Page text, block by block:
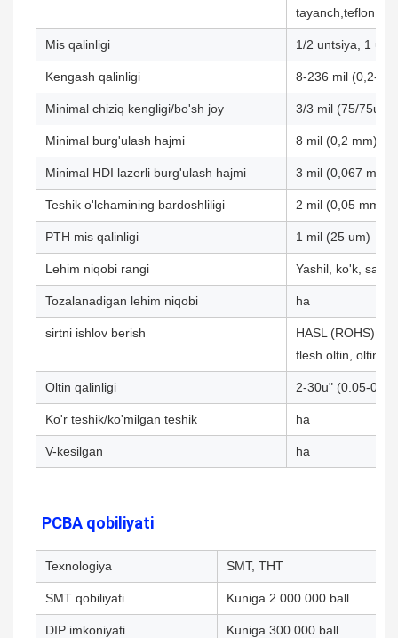
Mis qalinligi 1/2 untsiya, 1
Kengash qalinligi 8-236 mil (0,2-
Minimal chiziq kengligi/bo'sh joy 3/3 mil (75/75um)
Minimal burg'ulash hajmi 8 mil (0,2 mm)
Minimal HDI lazerli burg'ulash hajmi 3 mil (0,067 mm)
Teshik o'lchamining bardoshliligi 2 mil (0,05 mm)
PTH mis qalinligi 1 mil (25 um)
Lehim niqobi rangi Yashil, ko'k,
Tozalanadigan lehim niqobi ha
sirtni ishlov berish
HASL (ROHS),
flesh oltin, oltin
Oltin qalinligi 2-30u" (0.05-
Ko'r teshik/ko'milgan teshik ha
V-kesilgan ha
PCBA qobiliyati
Texnologiya SMT, THT
SMT qobiliyati Kuniga 2 000 000 ball
DIP imkoniyati Kuniga 300 000 ball